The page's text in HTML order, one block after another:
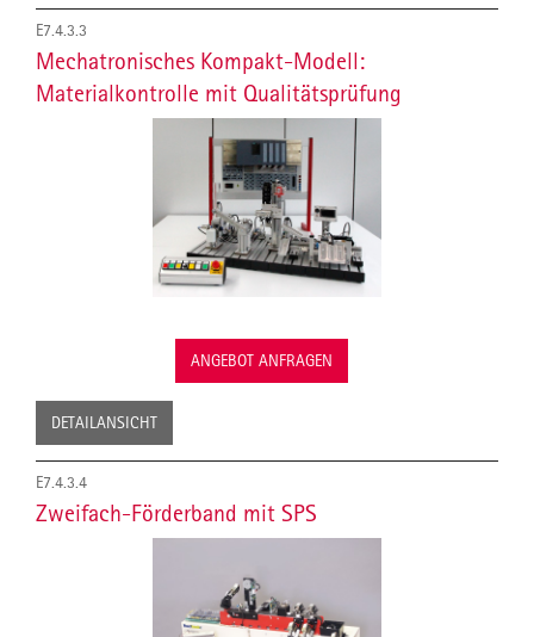
E7.4.3.3
Mechatronisches Kompakt-Modell:
Materialkontrolle mit Qualitätsprüfung
ANGEBOT ANFRAGEN
DETAILANSICHT
E7.4.3.4
Zweifach-Förderband mit SPS